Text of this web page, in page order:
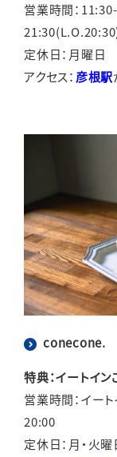
営業時間：
定休日：月曜日
アクセス： 彦根駅
conecone.
特典：イートイ
営業時間：イー
20:00
定休日：月・火曜